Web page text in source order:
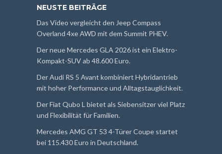
NEUSTE BEITRÄGE
Das Video vergleicht den Jeep Compass
Overland 4xe AWD mit dem Summit PHEV.
Der neue Mercedes GLA 2026 ist ein Elektro-
Kompakt-SUV ab 48.600 Euro.
Der Audi RS 5 Avant kombiniert Hybridantrieb
mit hoher Performance und Alltagstauglichkeit.
Der Fiat Qubo L bietet als Siebensitzer viel Platz
und Flexibilität für Familien.
Mercedes AMG GT 53 4-Türer Coupe startet
bei 115.430 Euro in Deutschland.